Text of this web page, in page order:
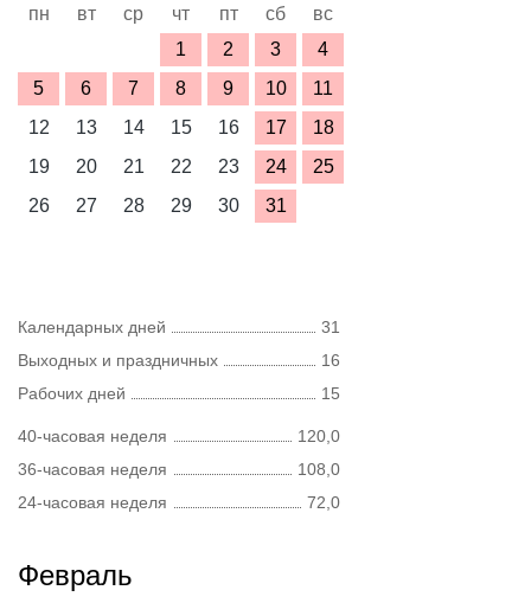
пн вт ср чт пт сб
вс
1
2 3
4
5
6 7 8 9 10
11
12
13 14 15 16 17
18
19
20 21 22 23 24
25
26
27 28 29 30 31
Календарных дней
31
Выходных и праздничных
16
Рабочих дней
15
40-часовая неделя
120,0
36-часовая неделя
108,0
24-часовая неделя
72,0
Февраль